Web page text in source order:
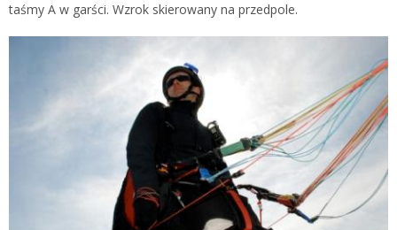
taśmy A w garści. Wzrok skierowany na przedpole.